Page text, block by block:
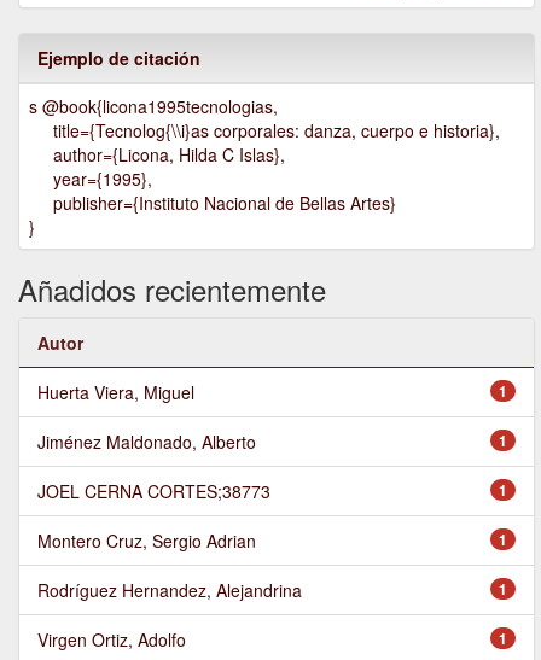
Ejemplo de citación
s @book{licona1995tecnologias,
title={Tecnolog{\\i}as corporales: danza, cuerpo e historia},
author={Licona, Hilda C Islas},
year={1995},
publisher={Instituto Nacional de Bellas Artes}
}
Añadidos recientemente
Autor
1
Huerta Viera, Miguel
1
Jiménez Maldonado, Alberto
1
JOEL CERNA CORTES;38773
1
Montero Cruz, Sergio Adrian
1
Rodríguez Hernandez, Alejandrina
1
Virgen Ortiz, Adolfo